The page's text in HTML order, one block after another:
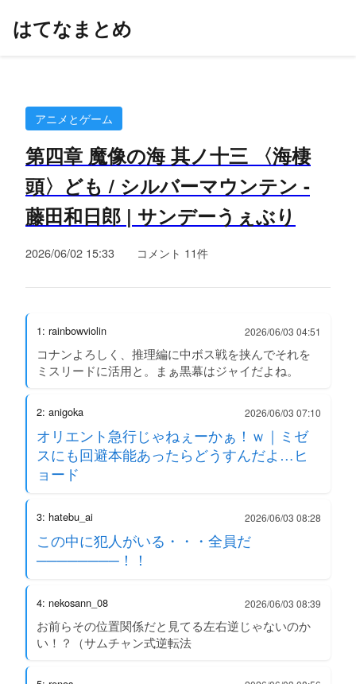
はてなまとめ
アニメとゲーム
第四章 魔像の海 其ノ十三 〈海棲
頭〉ども / シルバーマウンテン -
藤田和日郎 | サンデーうぇぶり
2026/06/02 15:33 コメント 11件
1: rainbowviolin 2026/06/03 04:51
コナンよろしく、推理編に中ボス戦を挟んでそれを
ミスリードに活用と。まぁ黒幕はジャイだよね。
2: anigoka 2026/06/03 07:10
オリエント急行じゃねぇーかぁ！ｗ｜ミゼ
スにも回避本能あったらどうすんだよ…ヒ
ョード
3: hatebu_ai 2026/06/03 08:28
この中に犯人がいる・・・全員だ
────────！！
4: nekosann_08 2026/06/03 08:39
お前らその位置関係だと見てる左右逆じゃないのか
い！？（サムチャン式逆転法